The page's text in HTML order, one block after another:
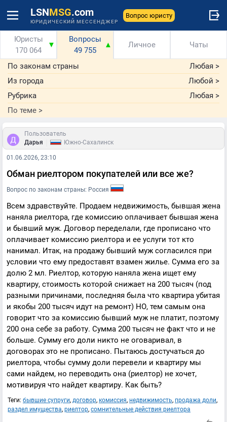
LSNMSG.com
ЮРИДИЧЕСКИЙ МЕССЕНДЖЕР
Вопрос юристу
Юристы
170 064
▼
Вопросы
49 755
▲ Личное Чаты
По законам страны Любая >
Из города
Любой >
Рубрика
Любая >
По теме >
Пользователь
Дарья
Южно-Сахалинск
01.06.2026, 23:10
Обман риелтором покупателей или все же?
Вопрос по законам страны: Россия
Всем здравствуйте. Продаем недвижимость, бывшая жена
наняла риелтора, где комиссию оплачивает бывшая жена
и бывший муж. Договор переделали, где прописано что
оплачивает комиссию риелтора и ее услуги тот кто
нанимал. Итак, на продажу бывший муж согласился при
условии что ему предоставят взамен жилье. Сумма его за
долю 2 мл. Риелтор, которую наняла жена ищет ему
квартиру, стоимость которой снижает на 200 тысяч (под
разными причинами, последняя была что квартира убитая
и якобы 200 тысяч идут на ремонт) НО, тем самым она
говорит что за комиссию бывший муж не платит, поэтому
200 она себе за работу. Сумма 200 тысяч не факт что и не
больше. Сумму его доли никто не оговаривал, в
договорах это не прописано. Пытаюсь достучаться до
риелтора, чтобы сумму доли перевели и квартиру мы
сами найдем, но переводить она (риелтор) не хочет,
мотивируя что найдет квартиру. Как быть?
Теги: бывшие супруги, договор, комиссия, недвижимость, продажа доли,
раздел имущества, риелтор, сомнительные действия риелтора